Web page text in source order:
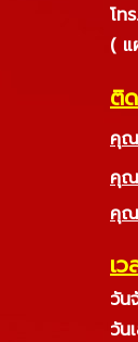
โท
( แ
ติ
คุณ
คุ
คุณ
เ
วัน
วัน